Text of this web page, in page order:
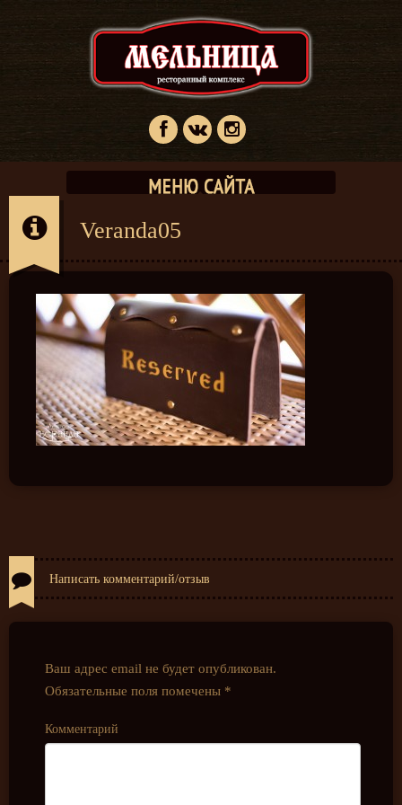
Veranda05
Написать комментарий/отзыв
Ваш адрес email не будет опубликован.
Обязательные поля помечены *
Комментарий